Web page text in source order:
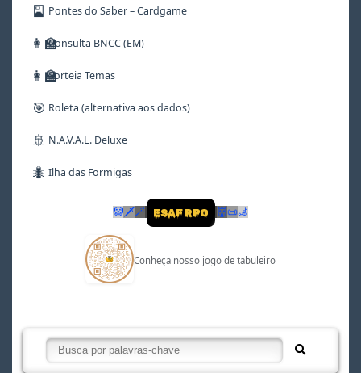
🎴 Pontes do Saber – Cardgame
👩‍🏫Consulta BNCC (EM)
👩‍🏫Sorteia Temas
🎯 Roleta (alternativa aos dados)
🚢 N.A.V.A.L. Deluxe
🐜 Ilha das Formigas
🤡 🗡🪄 ESAF RPG 👹📜🦼
Conheça nosso jogo de tabuleiro